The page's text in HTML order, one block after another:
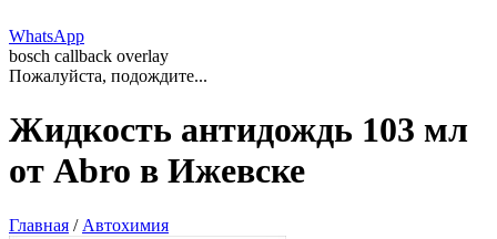
WhatsApp
bosch callback overlay
Пожалуйста, подождите...
Жидкость антидождь 103 мл
от Abro в Ижевске
Главная / Автохимия